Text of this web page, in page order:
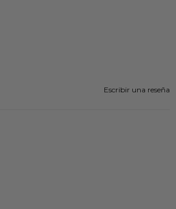
Escribir una reseña